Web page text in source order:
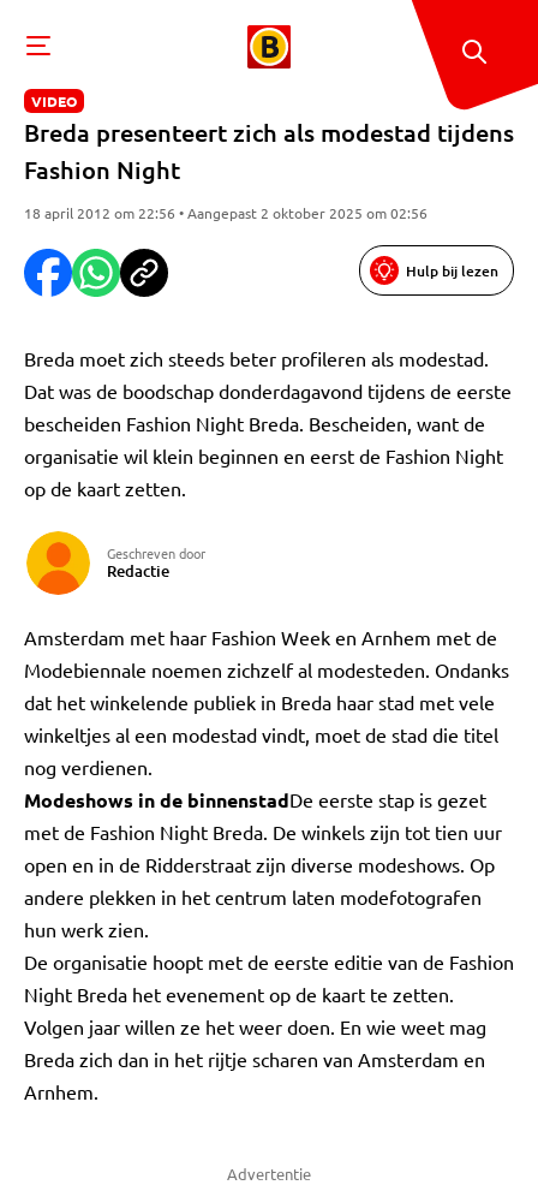
VIDEO
Breda presenteert zich als modestad tijdens
Fashion Night
18 april 2012 om 22:56 • Aangepast 2 oktober 2025 om 02:56
Hulp bij lezen
Breda moet zich steeds beter profileren als modestad.
Dat was de boodschap donderdagavond tijdens de eerste
bescheiden Fashion Night Breda. Bescheiden, want de
organisatie wil klein beginnen en eerst de Fashion Night
op de kaart zetten.
Geschreven door
Redactie
Amsterdam met haar Fashion Week en Arnhem met de
Modebiennale noemen zichzelf al modesteden. Ondanks
dat het winkelende publiek in Breda haar stad met vele
winkeltjes al een modestad vindt, moet de stad die titel
nog verdienen.
Modeshows in de binnenstadDe eerste stap is gezet
met de Fashion Night Breda. De winkels zijn tot tien uur
open en in de Ridderstraat zijn diverse modeshows. Op
andere plekken in het centrum laten modefotografen
hun werk zien.
De organisatie hoopt met de eerste editie van de Fashion
Night Breda het evenement op de kaart te zetten.
Volgen jaar willen ze het weer doen. En wie weet mag
Breda zich dan in het rijtje scharen van Amsterdam en
Arnhem.
Advertentie